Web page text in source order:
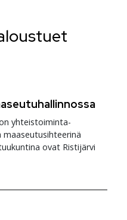
yhteistoiminta-
ovat Ristijärvi